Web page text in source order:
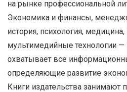
на рынке профессиональной
Экономика и финансы,
история, психология,
мультимедийные технологии
охватывает все
определяющие развитие
Книги издательства занимают